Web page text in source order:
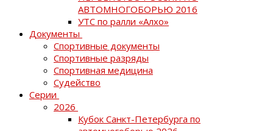
АВТОМНОГОБОРЬЮ 2016
УТС по ралли «Алхо»
Документы
Спортивные документы
Спортивные разряды
Спортивная медицина
Судейство
Серии
2026
Кубок Санкт-Петербурга по